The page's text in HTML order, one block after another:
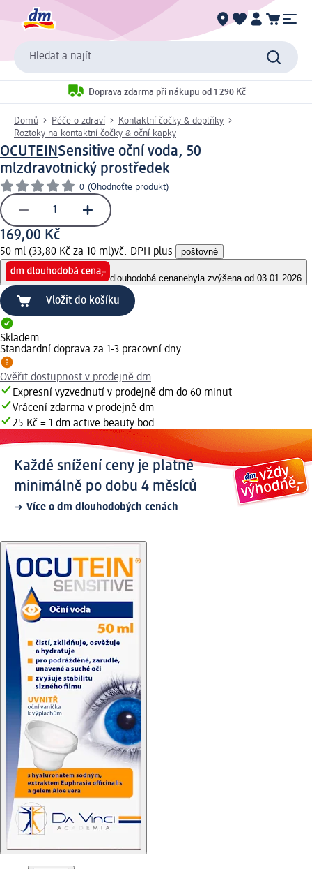
Hledat a najít
Doprava zdarma při nákupu od 1 290 Kč
Domů Péče o zdraví
Kontaktní čočky & doplňky
Roztoky na kontaktní čočky & oční kapky
OCUTEINSensitive oční voda, 50
mlzdravotnický prostředek
0 (Ohodnoťte produkt)
169,00 Kč
50 ml (33,80 Kč za 10 ml)vč. DPH plus poštovné
dlouhodobá cenanebyla zvýšena od 03.01.2026
Vložit do košíku
Skladem
Standardní doprava za 1-3 pracovní dny
Ověřit dostupnost v prodejně dm
Expresní vyzvednutí v prodejně dm do 60 minut
Vrácení zdarma v prodejně dm
25 Kč = 1 dm active beauty bod
Každé snížení ceny je platné
minimálně po dobu 4 měsíců
Více o dm dlouhodobých cenách